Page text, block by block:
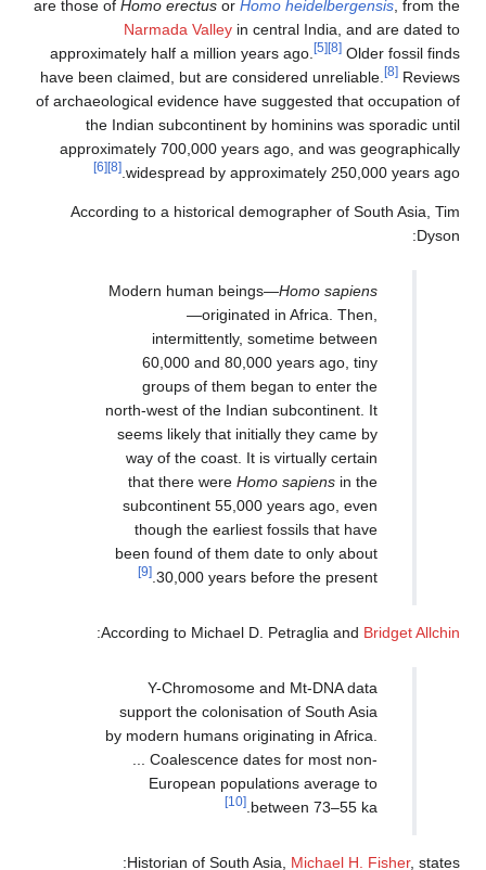
are those of Homo erectus or Homo heidelbergensis , from the
Narmada Valley in central India, and are dated to
approximately half a million years ago.
[5] [8] Older fossil finds
have been claimed, but are considered unreliable.
[8] Reviews
of archaeological evidence have suggested that occupation of
the Indian subcontinent by hominins was sporadic until
approximately 700,000 years ago, and was geographically
widespread by approximately 250,000 years ago.
[8]
[6]
According to a historical demographer of South Asia, Tim
Dyson:
Modern human beings—Homo sapiens
—originated in Africa. Then,
intermittently, sometime between
60,000 and 80,000 years ago, tiny
groups of them began to enter the
north-west of the Indian subcontinent. It
seems likely that initially they came by
way of the coast. It is virtually certain
that there were Homo sapiens in the
subcontinent 55,000 years ago, even
though the earliest fossils that have
been found of them date to only about
30,000 years before the present.
[9]
According to Michael D. Petraglia and Bridget Allchin
:
Y-Chromosome and Mt-DNA data
support the colonisation of South Asia
by modern humans originating in Africa.
... Coalescence dates for most non-
European populations average to
between 73–55 ka.
[10]
Historian of South Asia, Michael H. Fisher, states: